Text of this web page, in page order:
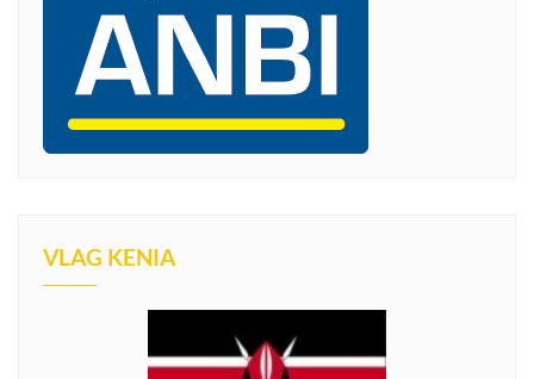
VLAG KENIA